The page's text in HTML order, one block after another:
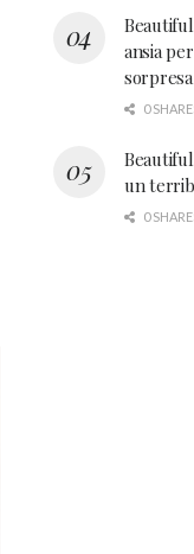
ansia
0
un
0